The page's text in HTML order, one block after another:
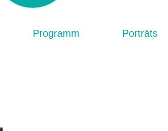
Programm Porträts